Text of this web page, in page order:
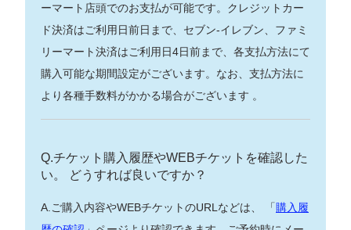
ーマート店頭でのお支払が可能です。クレジットカー
ド決済はご利用日前日まで、セブン-イレブン、ファミ
リーマート決済はご利用日4日前まで、各支払方法にて
購入可能な期間設定がございます。なお、支払方法に
より各種手数料がかかる場合がございます 。
Q.チケット購入履歴やWEBチケットを確認した
い。 どうすれば良いですか？
A.ご購入内容やWEBチケットのURLなどは、 「購入履